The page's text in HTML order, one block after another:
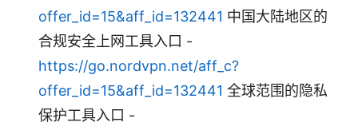
offer_id=15&aff_id=132441 中国大陆地区的
合规安全上网工具入口 -
https://go.nordvpn.net/aff_c?
offer_id=15&aff_id=132441 全球范围的隐私
保护工具入口 -